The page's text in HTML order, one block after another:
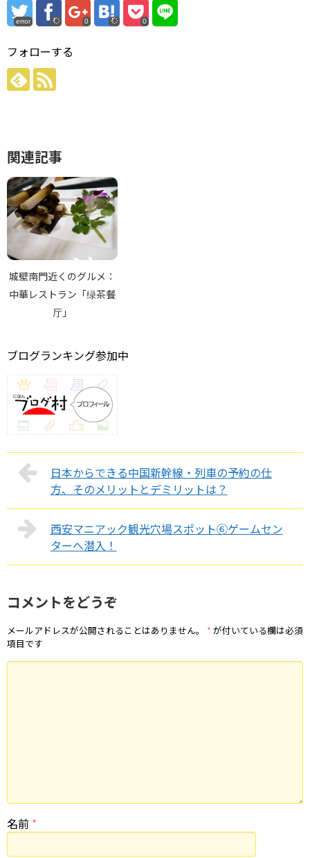
error 0 0
フォローする
関連記事
城壁南門近くのグルメ：
中華レストラン「绿茶餐
厅」
ブログランキング参加中
日本からできる中国新幹線・列車の予約の仕
方、そのメリットとデミリットは？
西安マニアック観光穴場スポット⑥ゲームセン
ターへ潜入！
コメントをどうぞ
メールアドレスが公開されることはありません。 * が付いている欄は必須
項目です
名前 *